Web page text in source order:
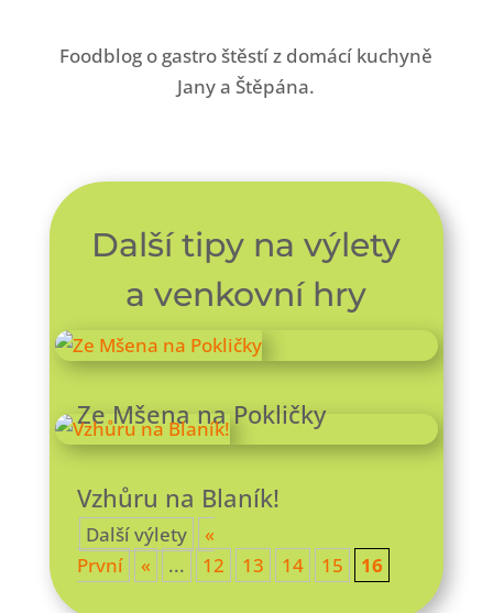
Foodblog o gastro štěstí z domácí kuchyně
Jany a Štěpána.
Další tipy na výlety
a venkovní hry
Ze Mšena na Pokličky
Vzhůru na Blaník!
Další výlety
«
První
« ... 12 13 14 15 16